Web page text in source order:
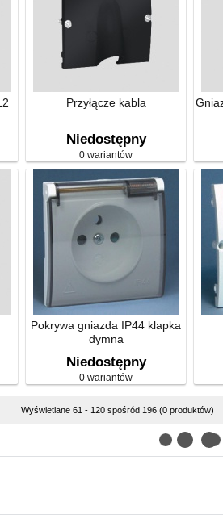
Przyłącze kabla
Niedostępny
0 wariantów
Pokrywa gniazda IP44 klapka
dymna
Niedostępny
0 wariantów
Wyświetlane 61 - 120 spośród 196 (0 produktów)